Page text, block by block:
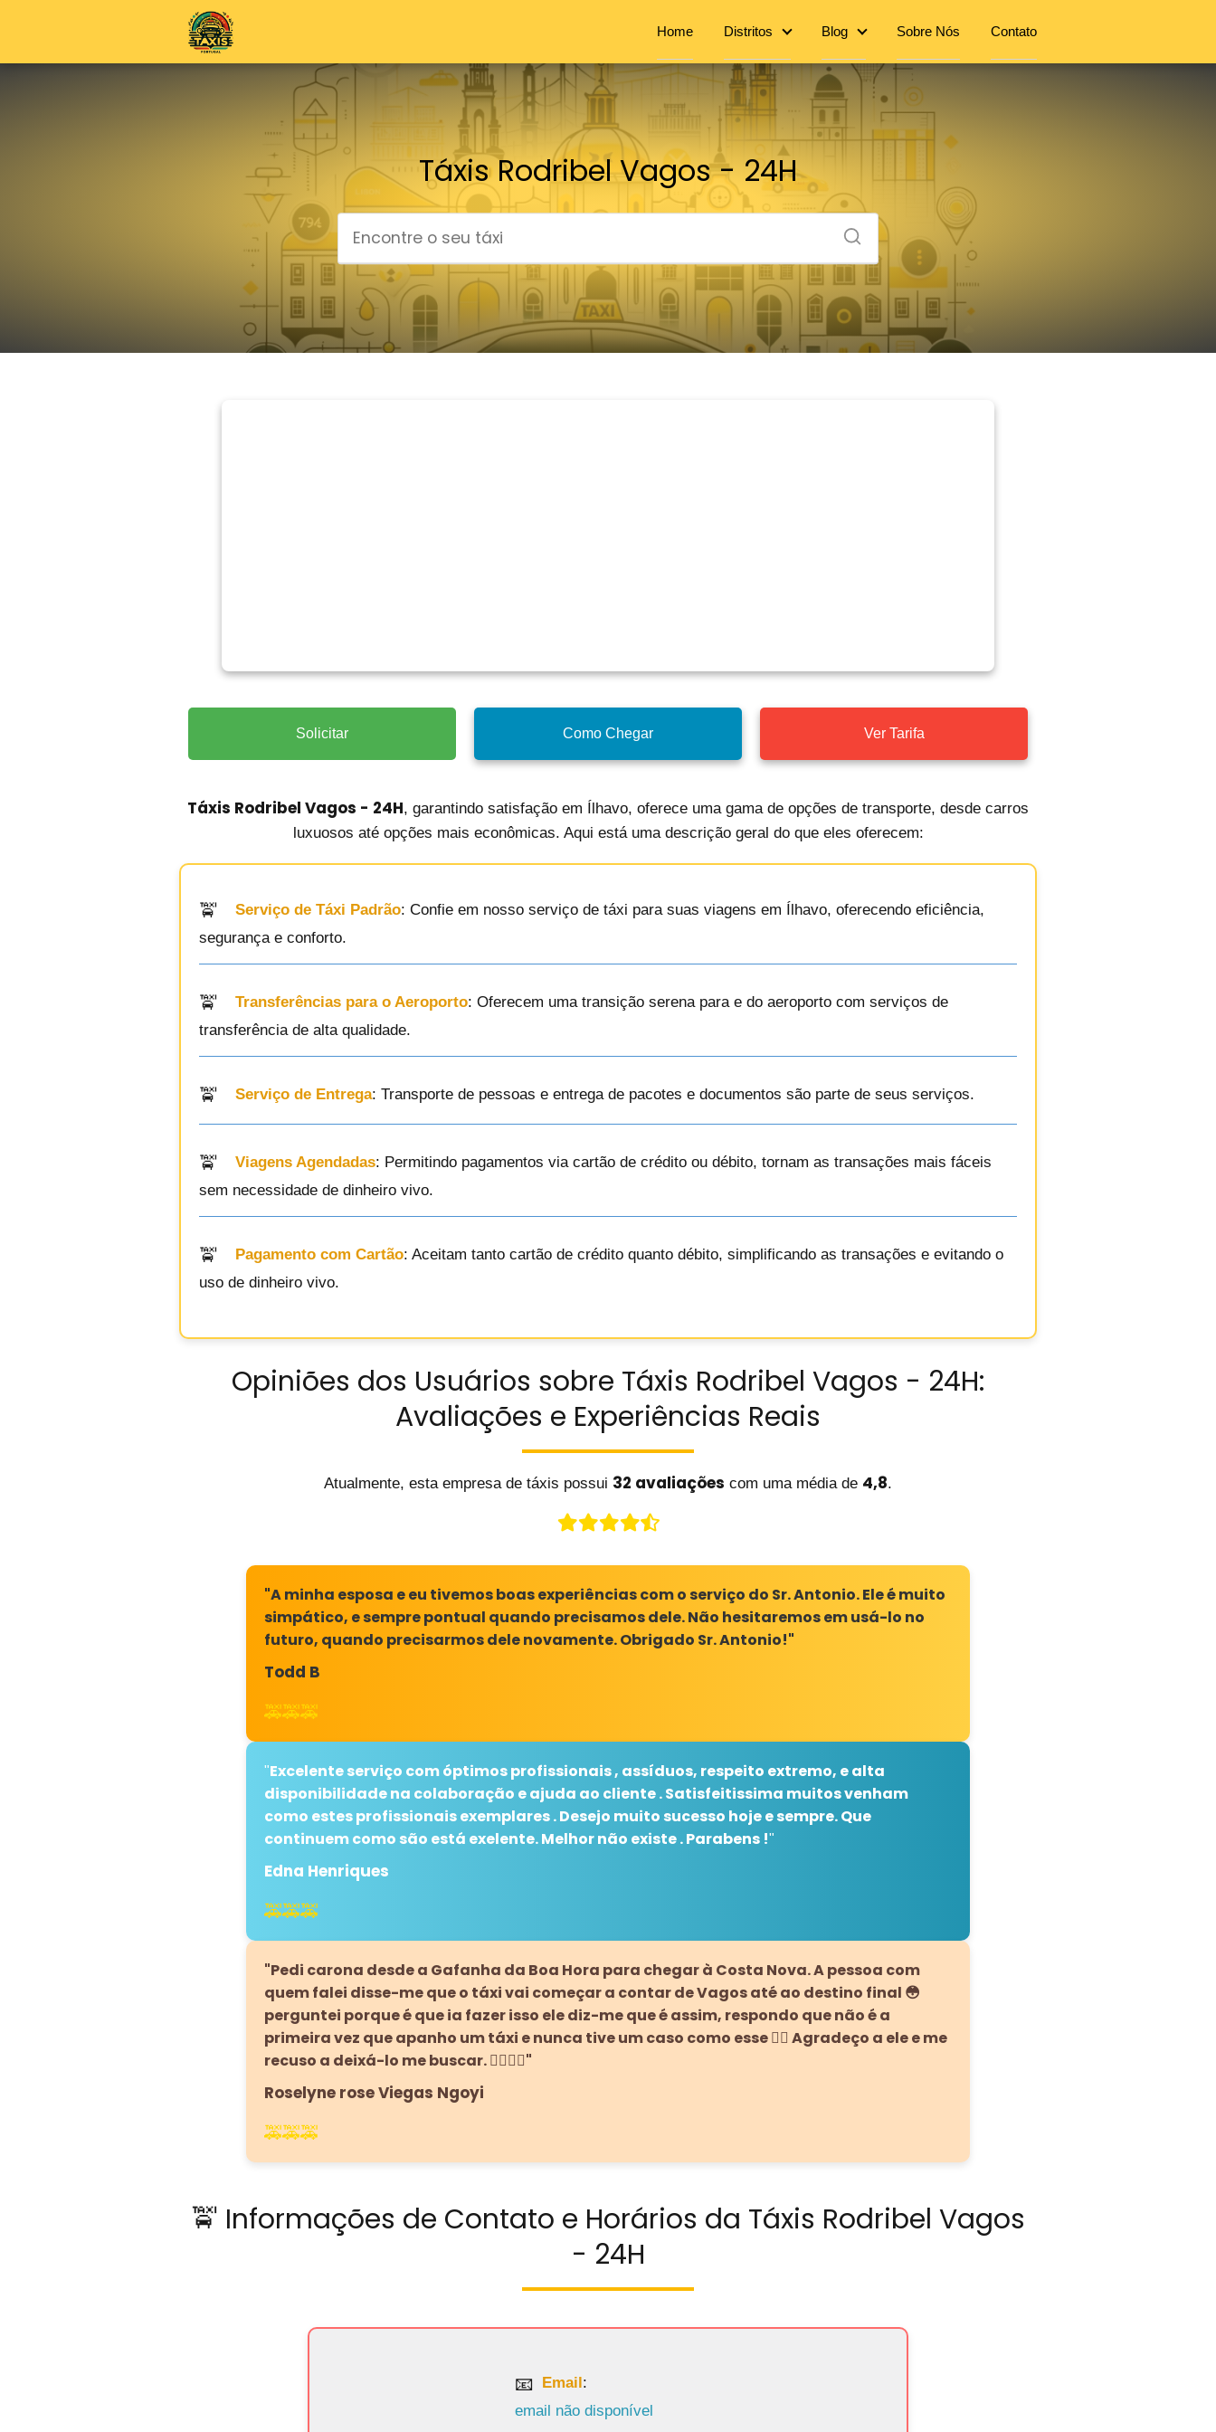
Home Distritos Blog Sobre Nós Contato
Táxis Rodribel Vagos - 24H
Solicitar Como Chegar Ver Tarifa
Táxis Rodribel Vagos - 24H, garantindo satisfação em Ílhavo, oferece uma gama de opções de transporte, desde carros
luxuosos até opções mais econômicas. Aqui está uma descrição geral do que eles oferecem:
Serviço de Táxi Padrão: Confie em nosso serviço de táxi para suas viagens em Ílhavo, oferecendo eficiência,
segurança e conforto.
Transferências para o Aeroporto: Oferecem uma transição serena para e do aeroporto com serviços de
transferência de alta qualidade.
Serviço de Entrega: Transporte de pessoas e entrega de pacotes e documentos são parte de seus serviços.
Viagens Agendadas: Permitindo pagamentos via cartão de crédito ou débito, tornam as transações mais fáceis
sem necessidade de dinheiro vivo.
Pagamento com Cartão: Aceitam tanto cartão de crédito quanto débito, simplificando as transações e evitando o
uso de dinheiro vivo.
Opiniões dos Usuários sobre Táxis Rodribel Vagos - 24H:
Avaliações e Experiências Reais
Atualmente, esta empresa de táxis possui 32 avaliações com uma média de 4,8.
"A minha esposa e eu tivemos boas experiências com o serviço do Sr. Antonio. Ele é muito
simpático, e sempre pontual quando precisamos dele. Não hesitaremos em usá-lo no
futuro, quando precisarmos dele novamente. Obrigado Sr. Antonio!"
Todd B
🚕🚕🚕
"Excelente serviço com óptimos profissionais , assíduos, respeito extremo, e alta
disponibilidade na colaboração e ajuda ao cliente . Satisfeitissima muitos venham
como estes profissionais exemplares . Desejo muito sucesso hoje e sempre. Que
continuem como são está exelente. Melhor não existe . Parabens !"
Edna Henriques
🚕🚕🚕
"Pedi carona desde a Gafanha da Boa Hora para chegar à Costa Nova. A pessoa com
quem falei disse-me que o táxi vai começar a contar de Vagos até ao destino final 😳
perguntei porque é que ia fazer isso ele diz-me que é assim, respondo que não é a
primeira vez que apanho um táxi e nunca tive um caso como esse 🙅‍♀️ Agradeço a ele e me
recuso a deixá-lo me buscar. 🙅‍♀️🙅‍♀️"
Roselyne rose Viegas Ngoyi
🚕🚕🚕
🚖 Informações de Contato e Horários da Táxis Rodribel Vagos
- 24H
Email :
email não disponível